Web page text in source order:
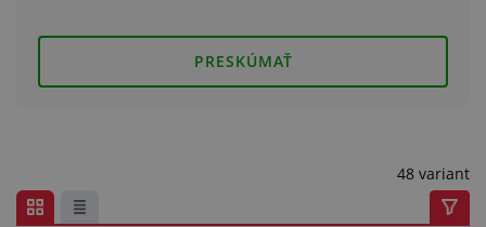
PRESKÚMAŤ
48 variant